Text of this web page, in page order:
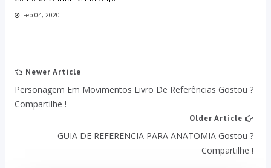
Feb 04, 2020
Newer Article
Personagem Em Movimentos Livro De Referências Gostou ?
Compartilhe !
Older Article
GUIA DE REFERENCIA PARA ANATOMIA Gostou ?
Compartilhe !